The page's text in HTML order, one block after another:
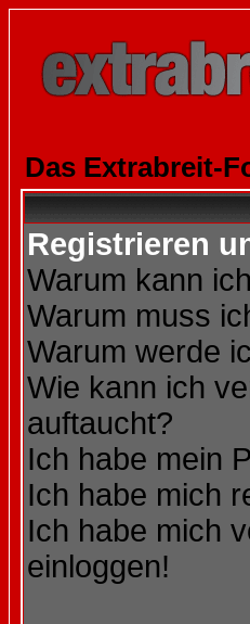
Das Extrabreit-
Registrieren
Warum kann
Warum muss
Warum werde
Wie kann ich
auftaucht?
Ich habe mein
Ich habe mich
Ich habe mich
einloggen!